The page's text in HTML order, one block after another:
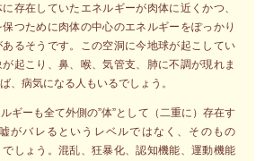
存在していたエネルギーが肉体に近くかつ、
つために肉体の中心のエネルギーをぽっかり
るそうです。この空洞に今地球が起こしてい
起こり、鼻、喉、気管支、肺に不調が現れま
、病気になる人もいるでしょう。
ギーも全て外側の”体”として（二重に）存在す
がバレるというレベルではなく、そのもの
でしょう。混乱、狂暴化、認知機能、運動機能